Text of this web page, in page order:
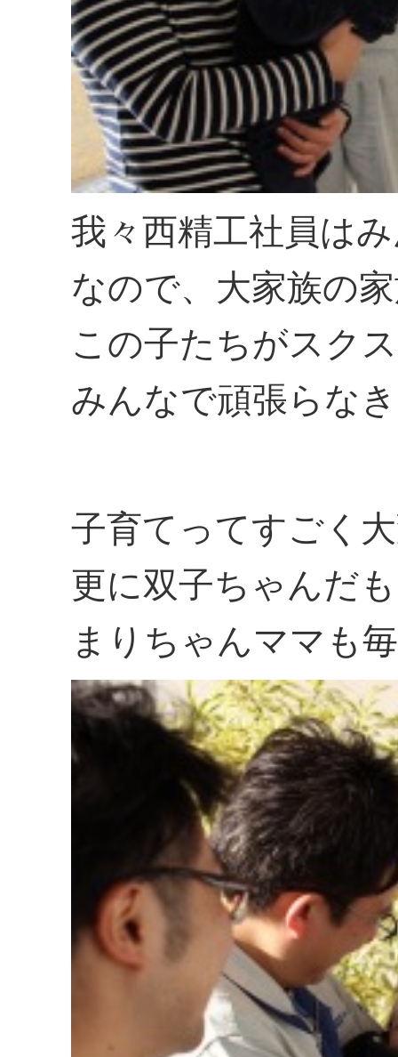
我々西精工社員は
なので、大家族の
この子たちがスク
みんなで頑張らな
子育てってすごく
更に双子ちゃんだ
まりちゃんママも